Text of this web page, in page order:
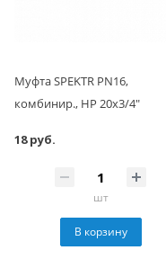
Муфта SPEKTR PN16,
комбинир., НР 20x3/4"
18 руб.
шт
В корзину